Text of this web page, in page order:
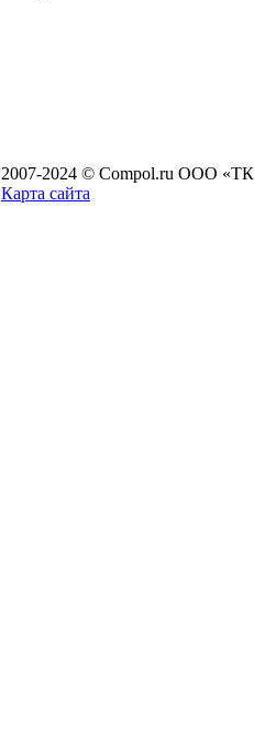
2007-2024 © Compol.ru ООО «ТК
Карта сайта